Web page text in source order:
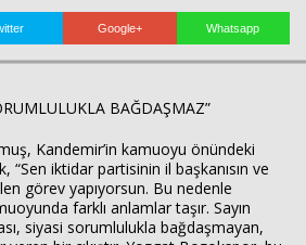
Google+ Whatsapp
BAĞDAŞMAZ”
Kandemir’in kamuoyu önündeki
iktidar partisinin il başkanısın ve
görev yapıyorsun. Bu nedenle
farklı anlamlar taşır. Sayın
siyasi sorumlulukla bağdaşmayan,